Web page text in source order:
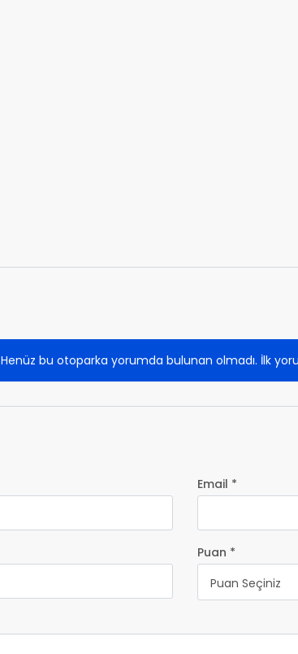
Henüz bu otoparka yorumda bulunan olmadı. İlk
Email *
Puan *
Puan Seçiniz